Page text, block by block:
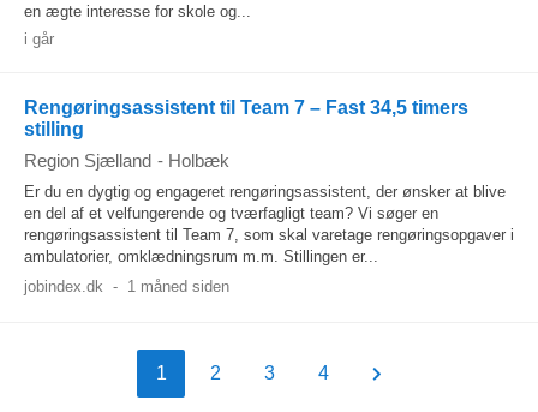
en ægte interesse for skole og...
i går
Rengøringsassistent til Team 7 – Fast 34,5 timers
stilling
Region Sjælland - Holbæk
Er du en dygtig og engageret rengøringsassistent, der ønsker at blive
en del af et velfungerende og tværfagligt team? Vi søger en
rengøringsassistent til Team 7, som skal varetage rengøringsopgaver i
ambulatorier, omklædningsrum m.m. Stillingen er...
jobindex.dk - 1 måned siden
1 2 3 4